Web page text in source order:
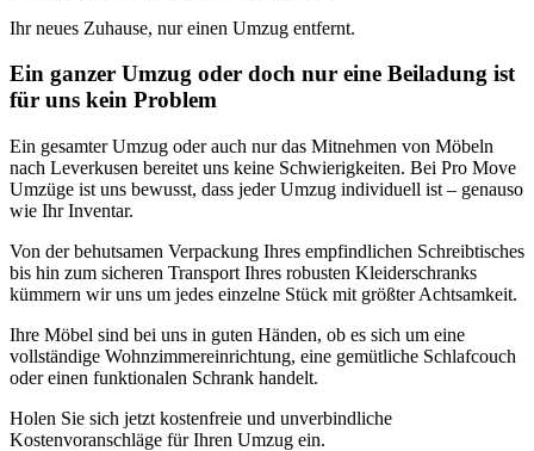
Ihr neues Zuhause, nur einen Umzug entfernt.
Ein ganzer Umzug oder doch nur eine Beiladung ist
für uns kein Problem
Ein gesamter Umzug oder auch nur das Mitnehmen von Möbeln
nach Leverkusen bereitet uns keine Schwierigkeiten. Bei Pro Move
Umzüge ist uns bewusst, dass jeder Umzug individuell ist – genauso
wie Ihr Inventar.
Von der behutsamen Verpackung Ihres empfindlichen Schreibtisches
bis hin zum sicheren Transport Ihres robusten Kleiderschranks
kümmern wir uns um jedes einzelne Stück mit größter Achtsamkeit.
Ihre Möbel sind bei uns in guten Händen, ob es sich um eine
vollständige Wohnzimmereinrichtung, eine gemütliche Schlafcouch
oder einen funktionalen Schrank handelt.
Holen Sie sich jetzt kostenfreie und unverbindliche
Kostenvoranschläge für Ihren Umzug ein.